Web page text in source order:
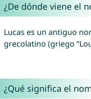
¿De dónde viene el
Lucas es un antiguo
grecolatino (griego
¿Qué significa el